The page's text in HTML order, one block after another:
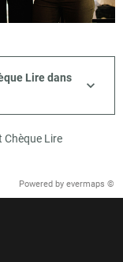
Lire dans
Chèque Lire
Powered by evermaps ©